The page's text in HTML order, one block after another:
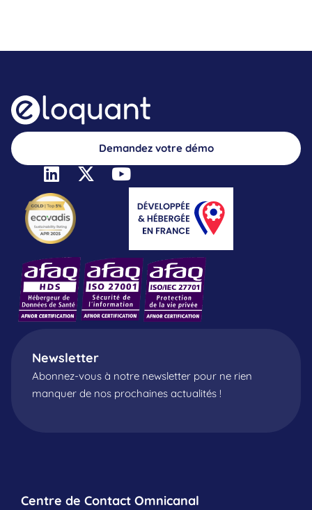
Demandez votre démo
Newsletter
Abonnez-vous à notre newsletter pour ne rien
manquer de nos prochaines actualités !
Centre de Contact Omnicanal